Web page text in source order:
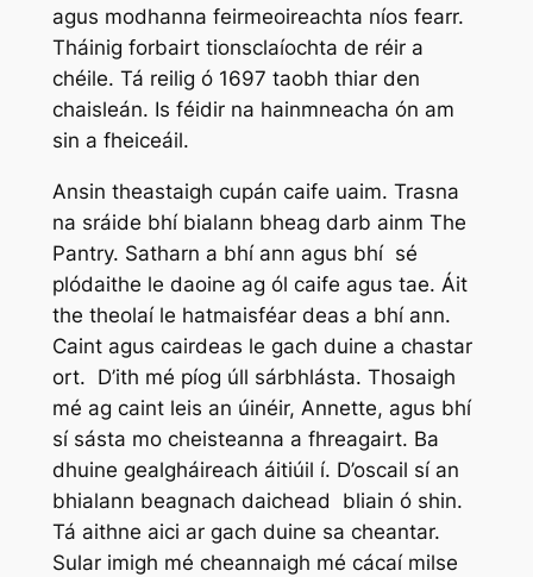
agus modhanna feirmeoireachta níos fearr.
Tháinig forbairt tionsclaíochta de réir a
chéile. Tá reilig ó 1697 taobh thiar den
chaisleán. Is féidir na hainmneacha ón am
sin a fheiceáil.
Ansin theastaigh cupán caife uaim. Trasna
na sráide bhí bialann bheag darb ainm The
Pantry. Satharn a bhí ann agus bhí sé
plódaithe le daoine ag ól caife agus tae. Áit
the theolaí le hatmaisféar deas a bhí ann.
Caint agus cairdeas le gach duine a chastar
ort. D’ith mé píog úll sárbhlásta. Thosaigh
mé ag caint leis an úinéir, Annette, agus bhí
sí sásta mo cheisteanna a fhreagairt. Ba
dhuine gealgháireach áitiúil í. D’oscail sí an
bhialann beagnach daichead bliain ó shin.
Tá aithne aici ar gach duine sa cheantar.
Sular imigh mé cheannaigh mé cácaí milse